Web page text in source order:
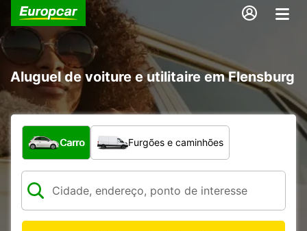
Aluguel de voiture e utilitaire em Flensburg
Qual tipo de veículo?
Carro Furgões e caminhões